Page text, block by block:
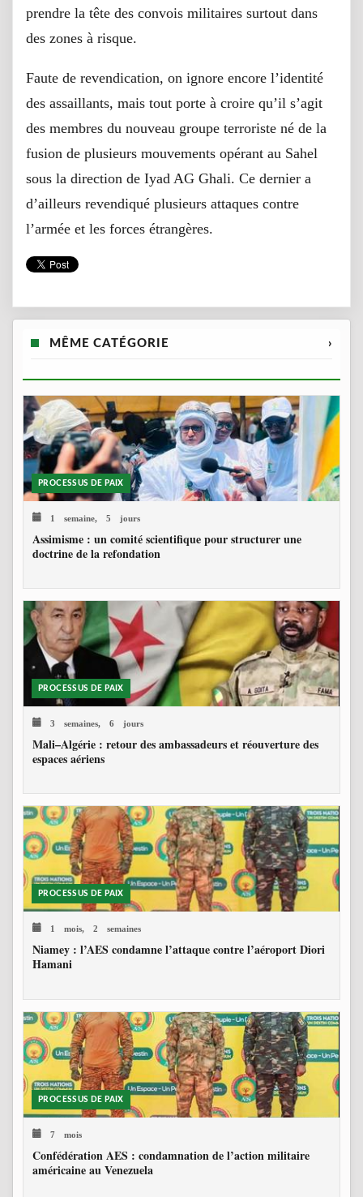
prendre la tête des convois militaires surtout dans
des zones à risque.
Faute de revendication, on ignore encore l’identité
des assaillants, mais tout porte à croire qu’il s’agit
des membres du nouveau groupe terroriste né de la
fusion de plusieurs mouvements opérant au Sahel
sous la direction de Iyad AG Ghali. Ce dernier a
d’ailleurs revendiqué plusieurs attaques contre
l’armée et les forces étrangères.
MÊME CATÉGORIE ›
PROCESSUS DE PAIX
1 semaine, 5 jours
Assimisme : un comité scientifique pour structurer une
doctrine de la refondation
PROCESSUS DE PAIX
3 semaines, 6 jours
Mali–Algérie : retour des ambassadeurs et réouverture des
espaces aériens
PROCESSUS DE PAIX
1 mois, 2 semaines
Niamey : l’AES condamne l’attaque contre l’aéroport Diori
Hamani
PROCESSUS DE PAIX
7 mois
Confédération AES : condamnation de l’action militaire
américaine au Venezuela